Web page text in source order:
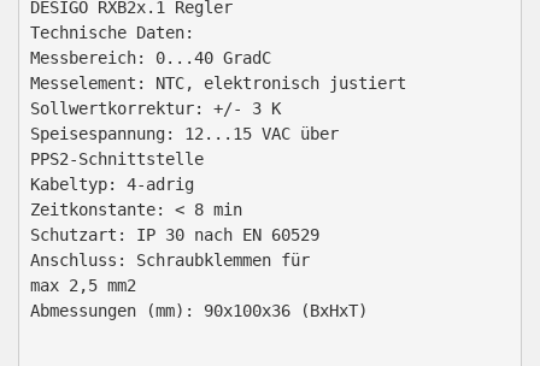
DESIGO RXB2x.1 Regler
Technische Daten:
Messbereich: 0...40 GradC
Messelement: NTC, elektronisch justiert
Sollwertkorrektur: +/- 3 K
Speisespannung: 12...15 VAC über
PPS2-Schnittstelle
Kabeltyp: 4-adrig
Zeitkonstante: < 8 min
Schutzart: IP 30 nach EN 60529
Anschluss: Schraubklemmen für
max 2,5 mm2
Abmessungen (mm): 90x100x36 (BxHxT)